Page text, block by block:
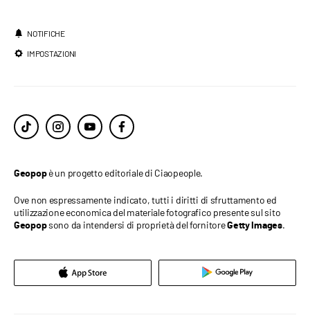
NOTIFICHE
IMPOSTAZIONI
Geopopè un progetto editoriale di Ciaopeople.
Ove non espressamente indicato, tutti i diritti di sfruttamento ed
utilizzazione economica del materiale fotografico presente sul sito
Geopopsono da intendersi di proprietà del fornitoreGetty Images.